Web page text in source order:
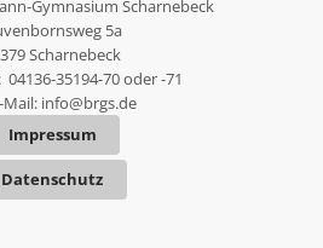
Gymnasium Scharnebeck
5a
Scharnebeck
04136-35194-70 oder -71
Mail: info@brgs.de
Impressum
Datenschutz